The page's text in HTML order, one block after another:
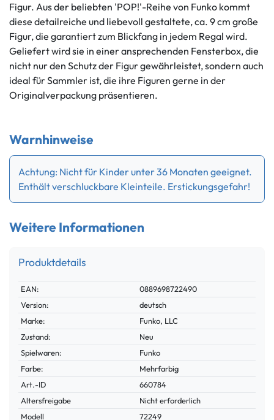
Figur. Aus der beliebten 'POP!'-Reihe von Funko kommt
diese detailreiche und liebevoll gestaltete, ca. 9 cm große
Figur, die garantiert zum Blickfang in jedem Regal wird.
Geliefert wird sie in einer ansprechenden Fensterbox, die
nicht nur den Schutz der Figur gewährleistet, sondern auch
ideal für Sammler ist, die ihre Figuren gerne in der
Originalverpackung präsentieren.
Warnhinweise
Achtung: Nicht für Kinder unter 36 Monaten geeignet.
Enthält verschluckbare Kleinteile. Erstickungsgefahr!
Weitere Informationen
Produktdetails
Technisches
Merkmal
Wert
EAN:
0889698722490
Version:
deutsch
Marke:
Funko, LLC
Zustand:
Neu
Spielwaren:
Funko
Farbe:
Mehrfarbig
Technisches
Merkmal
Wert
Art.-ID
660784
Altersfreigabe
Nicht erforderlich
Modell
72249